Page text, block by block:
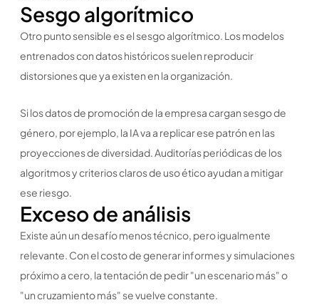
Sesgo algorítmico
Otro punto sensible es el sesgo algorítmico. Los modelos
entrenados con datos históricos suelen reproducir
distorsiones que ya existen en la organización.
Si los datos de promoción de la empresa cargan sesgo de
género, por ejemplo, la IA va a replicar ese patrón en las
proyecciones de diversidad. Auditorías periódicas de los
algoritmos y criterios claros de uso ético ayudan a mitigar
ese riesgo.
Exceso de análisis
Existe aún un desafío menos técnico, pero igualmente
relevante. Con el costo de generar informes y simulaciones
próximo a cero, la tentación de pedir "un escenario más" o
"un cruzamiento más" se vuelve constante.